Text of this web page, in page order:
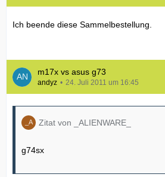
Ich beende diese Sammelbestellung.
m17x vs asus g73
andyz 24. Juli 2011 um 16:45
Zitat von _ALIENWARE_
g74sx